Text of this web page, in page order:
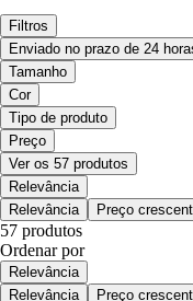
Filtros
Enviado no prazo de 24
Tamanho
Cor
Tipo de produto
Preço
Ver os 57 produtos
Relevância
Relevância
Preço
57 produtos
Ordenar por
Relevância
Relevância
Preço